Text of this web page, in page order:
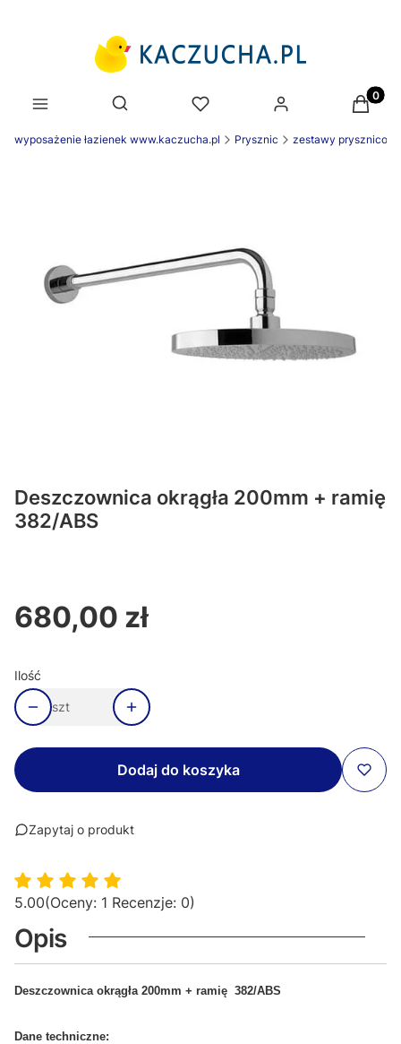
Otwórz wyszukiwarkę
wyposażenie łazienek www.kaczucha.pl Prysznic zestawy
Deszczownica okrągła 200mm + ramię
382/ABS
Cena
680,00 zł
Ilość
szt
Dodaj do koszyka
Zapytaj o produkt
5.00(Oceny: 1 Recenzje: 0)
Opis
Deszczownica okrągła 200mm + ramię 382/ABS
Dane techniczne: